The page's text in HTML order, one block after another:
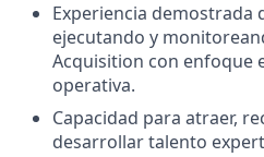
Experiencia demostrada
ejecutando y
Acquisition con enfoque
operativa.
Capacidad para atraer,
desarrollar talento